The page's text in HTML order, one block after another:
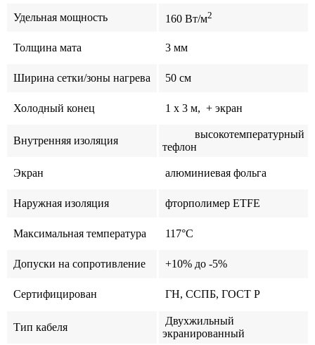
Удельная мощность 160 Вт/м2
Толщина мата 3 мм
Ширина сетки/зоны нагрева 50 см
Холодный конец 1 x 3 м, + экран
Внутренняя изоляция
высокотемпературный
тефлон
Экран алюминиевая фольга
Наружная изоляция фторполимер ETFE
Максимальная температура 117°C
Допуски на сопротивление +10% до -5%
Сертифицирован ГН, ССПБ, ГОСТ Р
Тип кабеля
Двухжильный
экранированный